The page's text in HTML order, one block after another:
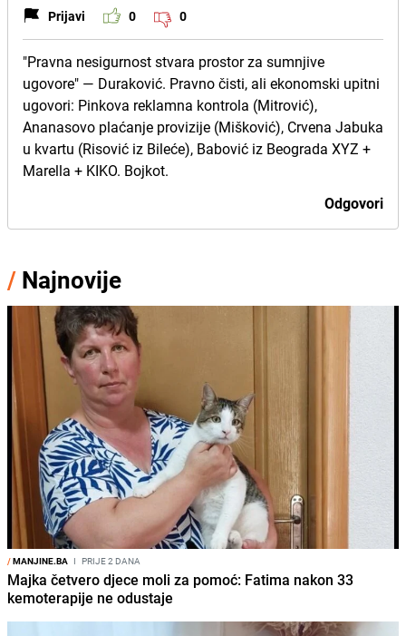
Prijavi 0 0
"Pravna nesigurnost stvara prostor za sumnjive
ugovore" — Duraković. Pravno čisti, ali ekonomski upitni
ugovori: Pinkova reklamna kontrola (Mitrović),
Ananasovo plaćanje provizije (Mišković), Crvena Jabuka
u kvartu (Risović iz Bileće), Babović iz Beograda XYZ +
Marella + KIKO. Bojkot.
Odgovori
/ Najnovije
/MANJINE.BA I PRIJE 2 DANA
Majka četvero djece moli za pomoć: Fatima nakon 33
kemoterapije ne odustaje